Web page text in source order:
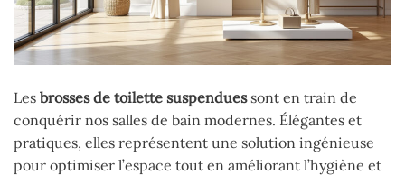
Les brosses de toilette suspenduessont en train de
conquérir nos salles de bain modernes. Élégantes et
pratiques, elles représentent une solution ingénieuse
pour optimiser l’espace tout en améliorant l’hygiène et